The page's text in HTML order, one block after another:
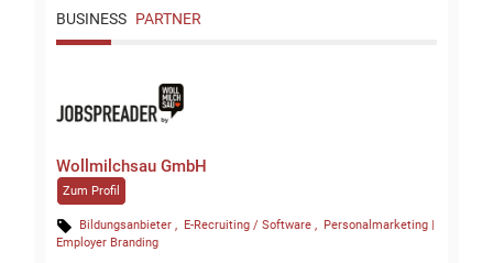
BUSINESS PARTNER
Wollmilchsau GmbH
Zum Profil
Bildungsanbieter E-Recruiting / Software
Personalmarketing |
Employer Branding